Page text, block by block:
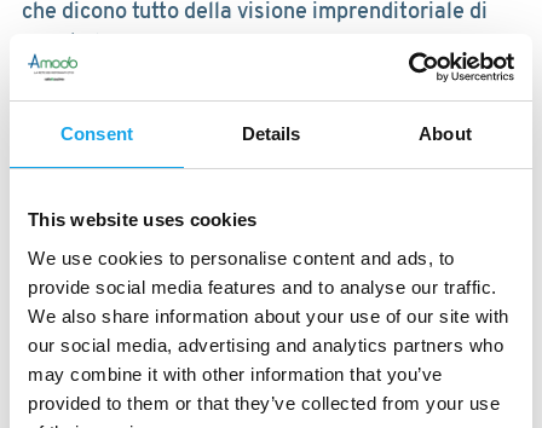
Consent Details About
This website uses cookies
We use cookies to personalise content and ads, to
provide social media features and to analyse our traffic.
We also share information about your use of our site with
our social media, advertising and analytics partners who
may combine it with other information that you’ve
provided to them or that they’ve collected from your use
che dicono tutto della visione imprenditoriale di
Dopo un breve periodo ad Altavilla Vicentina dove,
tra le altre cose, in menu metteva i minuti di
consegna tra l’ordine e l’arrivo del piatto e, se
sgarrava, l’ospite era contento ugualmente perché
casa a Grancona (VI).
Casa Dimitri, infatti, è realmente ciò che molti
desiderano andando al ristorante: spazi belli,
eleganti, puliti, “che abbiano l’intimità del salotto
di casa tua e il calore come la cucina in cui sono
cresciuto…” spiega Dimitri.
Intorno a Casa Dimitri solo verde e boschi, una